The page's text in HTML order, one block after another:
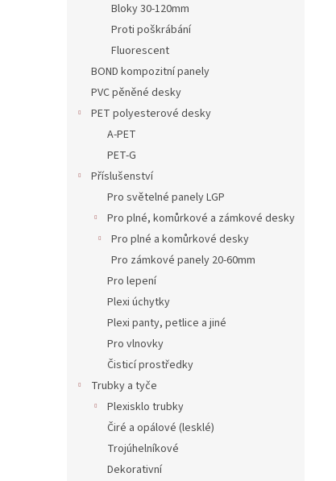
Bloky 30-120mm
Proti poškrábání
Fluorescent
BOND kompozitní panely
PVC pěněné desky
PET polyesterové desky
A-PET
PET-G
Příslušenství
Pro světelné panely LGP
Pro plné, komůrkové a zámkové desky
Pro plné a komůrkové desky
Pro zámkové panely 20-60mm
Pro lepení
Plexi úchytky
Plexi panty, petlice a jiné
Pro vlnovky
Čisticí prostředky
Trubky a tyče
Plexisklo trubky
Čiré a opálové (lesklé)
Trojúhelníkové
Dekorativní